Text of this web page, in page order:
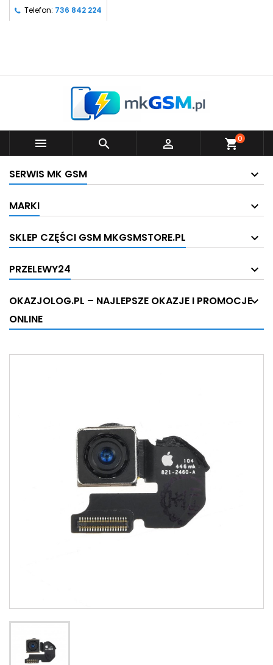
Telefon: 736 842 224
   shopping_cart0
SERWIS MK GSM
MARKI
SKLEP CZĘŚCI GSM MKGSMSTORE.PL
PRZELEWY24
OKAZJOLOG.PL – NAJLEPSZE OKAZJE I PROMOCJE
ONLINE